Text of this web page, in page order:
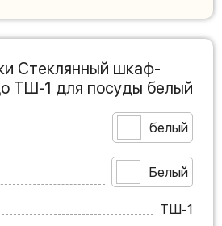
Стеклянный шкаф-
ТШ-1 для посуды белый
белый
Белый
ТШ-1